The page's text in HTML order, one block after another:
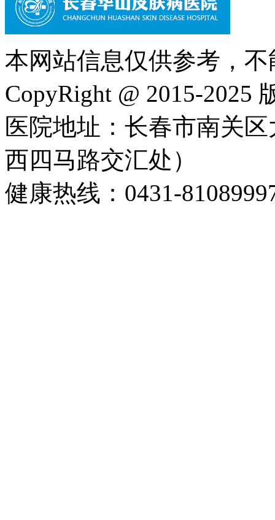
本网站信息仅供参考，
CopyRight @ 2015-2025
医院地址：长春市南关
西四马路交汇处）
健康热线：0431-